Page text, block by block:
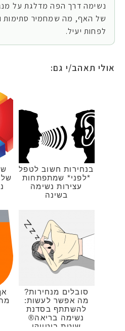
נשימה דרך הפה מדלגת על
של האף, מה שמחמיר סתימות
לפחות יעיל.
אולי תאהב/י גם:
בנחירות חשוב לטפל
*לפני* שמתפתחות
עצירות נשימה
בשינה
של
סובלים מנחירות?
מה אפשר לעשות:
להשתתף בסדנת
נשימה בריאה®
שיטת בוטייקו